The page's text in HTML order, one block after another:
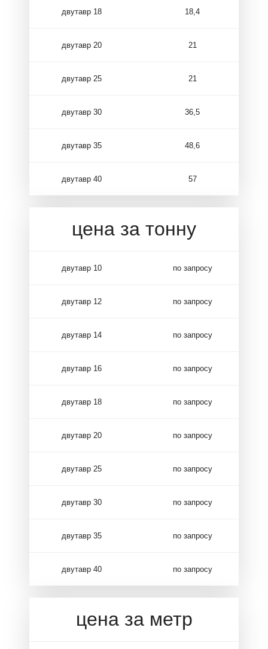
двутавр 18 18,4
двутавр 20 21
двутавр 25 21
двутавр 30 36,5
двутавр 35 48,6
двутавр 40 57
цена за тонну
двутавр 10 по запросу
двутавр 12 по запросу
двутавр 14 по запросу
двутавр 16 по запросу
двутавр 18 по запросу
двутавр 20 по запросу
двутавр 25 по запросу
двутавр 30 по запросу
двутавр 35 по запросу
двутавр 40 по запросу
цена за метр